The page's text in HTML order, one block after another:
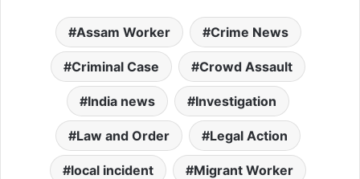
Assam Worker Crime News
Criminal Case Crowd Assault
India news Investigation
Law and Order Legal Action
local incident Migrant Worker